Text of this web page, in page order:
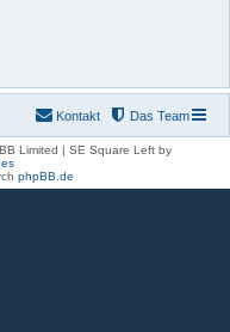
Das Team
Kontakt
Limited | SE Square Left by
phpBB.de